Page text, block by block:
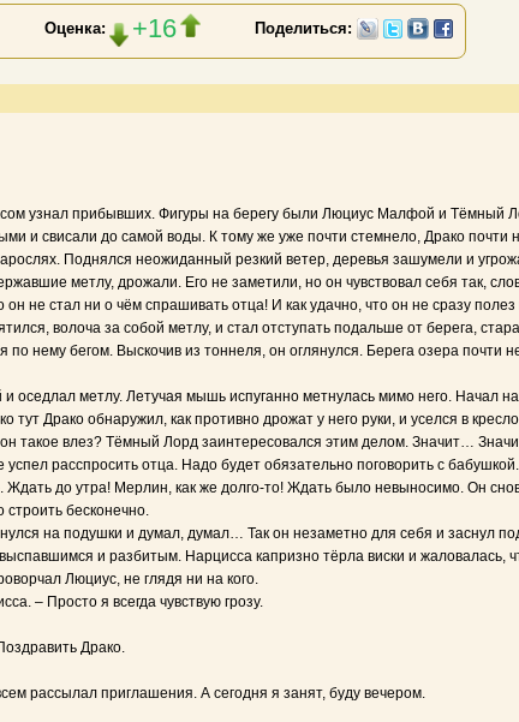
Оценка: +16 Поделиться:
узнал прибывших. Фигуры на берегу были Люциус Малфой и Тёмный
и свисали до самой воды. К тому же уже почти стемнело, Драко
Поднялся неожиданный резкий ветер, деревья зашумели и
метлу, дрожали. Его не заметили, но он чувствовал себя так,
он не стал ни о чём спрашивать отца! И как удачно, что он не сразу
волоча за собой метлу, и стал отступать подальше от берега,
по нему бегом. Выскочив из тоннеля, он оглянулся. Берега озера
оседлал метлу. Летучая мышь испуганно метнулась мимо него. Начал
тут Драко обнаружил, как противно дрожат у него руки, и уселся в
такое влез? Тёмный Лорд заинтересовался этим делом. Значит…
успел расспросить отца. Надо будет обязательно поговорить с
до утра! Мерлин, как же долго-то! Ждать было невыносимо. Он
бесконечно.
на подушки и думал, думал… Так он незаметно для себя и заснул
и разбитым. Нарцисса капризно тёрла виски и жаловалась,
Люциус, не глядя ни на кого.
– Просто я всегда чувствую грозу.
Драко.
рассылал приглашения. А сегодня я занят, буду вечером.